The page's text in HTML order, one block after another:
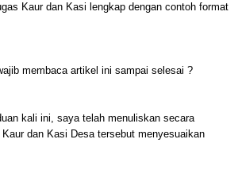
Kaur dan Kasi lengkap dengan contoh format
membaca artikel ini sampai selesai ?
kali ini, saya telah menuliskan secara
dan Kasi Desa tersebut menyesuaikan